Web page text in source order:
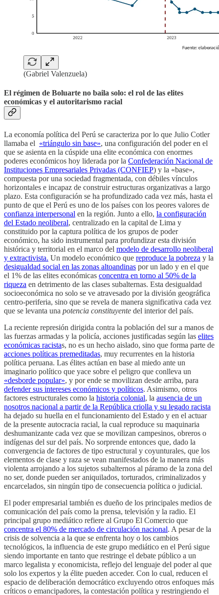
(Gabriel Valenzuela)
El régimen de Boluarte no baila solo: el rol de las elites
económicas y el autoritarismo racial
La economía política del Perú se caracteriza por lo que Julio Cotler
llamaba el «triángulo sin base», una configuración del poder en el
que se asienta en la cúspide una elite económica con enormes
poderes económicos hoy liderada por la Confederación Nacional de
Instituciones Empresariales Privadas (CONFIEP) y la «base»,
compuesta por una sociedad fragmentada, con débiles vínculos
horizontales e incapaz de construir estructuras organizativas a largo
plazo. Esta configuración se ha profundizado cada vez más, hasta el
punto de que el Perú es uno de los países con los peores valores de
confianza interpersonal en la región. Junto a ello, la configuración
del Estado neoliberal, centralizado en la capital de Lima y
constituido por la captura política de los grupos de poder
económico, ha sido instrumental para profundizar esta división
histórica y territorial en el marco del modelo de desarrollo neoliberal
y extractivista. Un modelo económico que reproduce la pobreza y la
desigualdad social en las zonas altoandinas por un lado y en el que
el 1% de las elites económicas concentra en torno al 50% de la
riqueza en detrimento de las clases subalternas. Esta desigualdad
socioeconómica no solo se ve atravesado por la división geográfica
centro-periferia, sino que se revela de manera significativa cada vez
que se levanta una potencia constituyente del interior del país.
La reciente represión dirigida contra la población del sur a manos de
las fuerzas armadas y la policía, acciones justificadas según las elites
económicas racistas, no es un hecho aislado, sino que forma parte de
acciones políticas premeditadas, muy recurrentes en la historia
política peruana. Las élites actúan en base al miedo ante un
imaginario político que yace sobre el peligro que conlleva un
«desborde popular», y por ende se movilizan desde arriba, para
defender sus intereses económicos y políticos. Asimismo, otros
factores estructurales como la historia colonial, la ausencia de un
nosotros nacional a partir de la República criolla y su legado racista
ha dejado su huella en el funcionamiento del Estado y en el actuar
de la presente autocracia racial, la cual reproduce su maquinaria
deshumanizante cada vez que se movilizan campesinos, obreros o
indígenas del sur del país. No sorprende entonces que, dado la
convergencia de factores de tipo estructural y coyunturales, que los
elementos de clase y raza se vean manifestados de la manera más
violenta arrojando a los sujetos subalternos al páramo de la zona del
no ser, donde pueden ser aniquilados, torturados, criminalizados y
encarcelados, sin ningún tipo de consecuencia política o judicial.
El poder empresarial también es dueño de los principales medios de
comunicación del país como la prensa, televisión y la radio. El
principal grupo mediático refiere al Grupo El Comercio que
concentra el 80% de mercado de circulación nacional. A pesar de la
crisis de solvencia a la que se enfrenta hoy o los cambios
tecnológicos, la influencia de este grupo mediático en el Perú sigue
siendo importante en tanto que restringe el debate público a un
marco legalista y economicista, reflejo del lenguaje del poder al que
solo los expertos y la élite pueden acceder. Con lo cual, reducen el
espacio de deliberación democrático excluyendo otros enfoques más
críticos o emancipadores, la contestación política y restringiendo el